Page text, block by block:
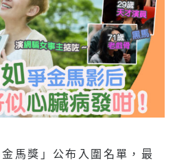
馬獎」公布入圍名單，最